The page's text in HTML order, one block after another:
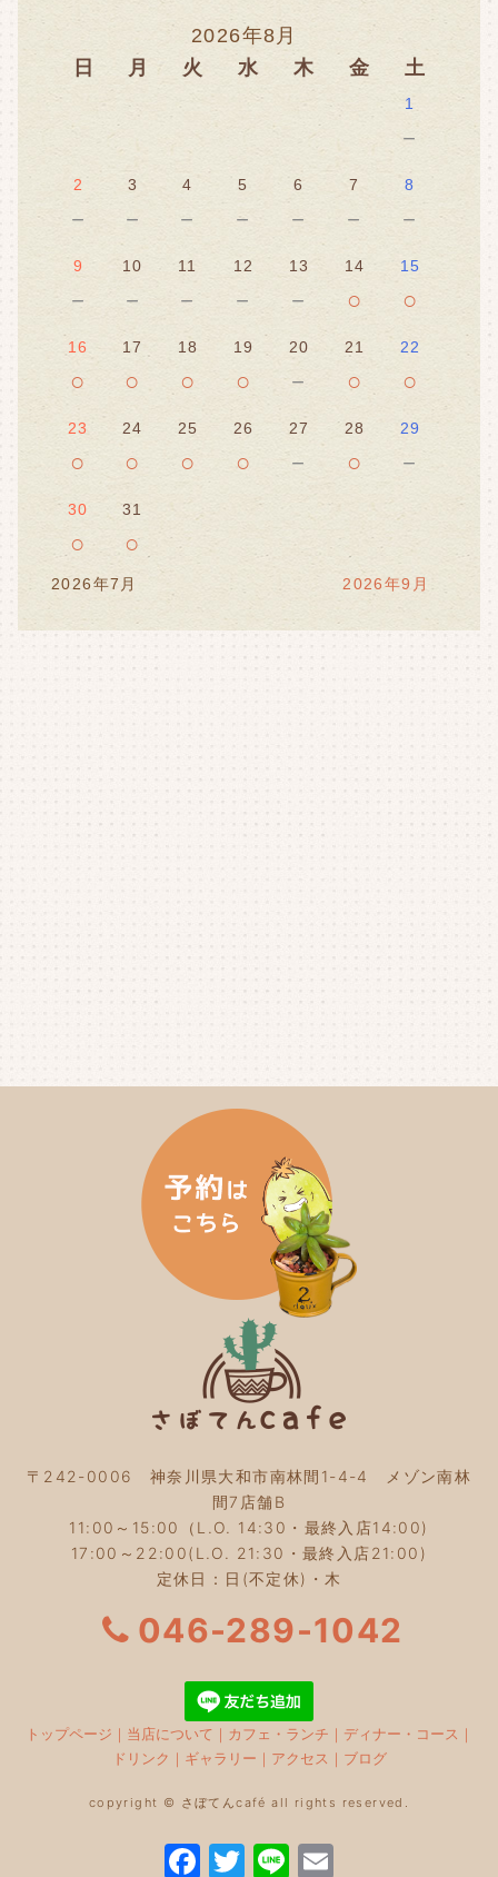
2026年8月
日
月 火 水 木 金 土
1
－
2
－
3
－
4
－
5
－
6
－
7
－
8
－
9
－
10
－
11
－
12
－
13
－
14
○
15
○
16
○
17
○
18
○
19
○
20
－
21
○
22
○
23
○
24
○
25
○
26
○
27
－
28
○
29
－
30
○
31
○
2026年7月 2026年9月
〒242-0006 神奈川県大和市南林間1-4-4 メゾン南林
間7店舗B
11:00～15:00（L.O. 14:30・最終入店14:00)
17:00～22:00(L.O. 21:30・最終入店21:00)
定休日：日(不定休)・木
046-289-1042
トップページ ｜ 当店について ｜ カフェ・ランチ ｜ ディナー・コース ｜
ドリンク ｜ ギャラリー ｜ アクセス ｜ ブログ
copyright © さぼてんcafé all rights reserved.
F T Li